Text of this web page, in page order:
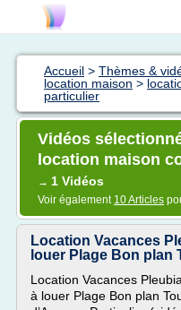
Accueil > Thèmes &
location maison >
particulier
Vidéos
location maison
→ 1 Vidéos
Voir également 10 Articles
Location Vacances
louer Plage Bon plan
Location Vacances
à louer Plage Bon plan